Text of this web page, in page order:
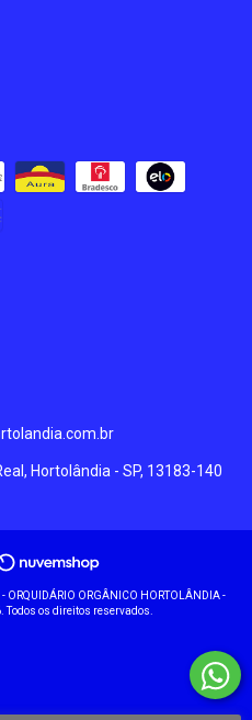
Hortolândia - SP, 13183-140
ORQUIDÁRIO ORGÂNICO HORTOLÂNDIA -
os direitos reservados.